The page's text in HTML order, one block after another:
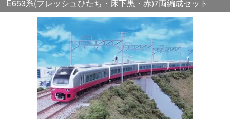
GREENMAX
トミーテック
マイクロエース
Bトレインショーティー
E653系(フレッシュひたち・床下黒・赤)7両編成セット